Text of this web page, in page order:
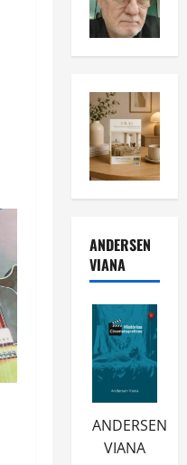
ANDERSEN
VIANA
ANDERSEN
VIANA